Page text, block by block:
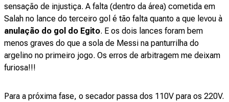
sensação de injustiça. A falta (dentro da área) cometida em
Salah no lance do terceiro gol é tão falta quanto a que levou à
anulação do gol do Egito. E os dois lances foram bem
menos graves do que a sola de Messi na panturrilha do
argelino no primeiro jogo. Os erros de arbitragem me deixam
furiosa!!!
Para a próxima fase, o secador passa dos 110V para os 220V.